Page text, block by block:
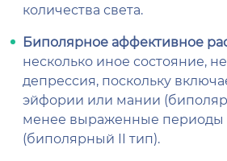
количества света.
Биполярное аффективное
несколько иное состояние,
депрессия, поскольку
эйфории или мании
менее выраженные периоды
(биполярный II тип).